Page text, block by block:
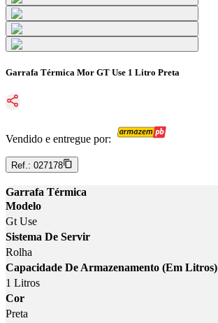
Garrafa Térmica Mor GT Use 1 Litro Preta
Vendido e entregue por:
Ref.: 027178
Garrafa Térmica
Modelo
Gt Use
Sistema De Servir
Rolha
Capacidade De Armazenamento (Em Litros)
1 Litros
Cor
Preta